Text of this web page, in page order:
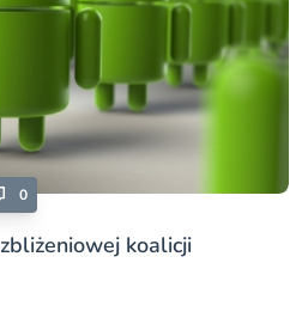
0
koalicji